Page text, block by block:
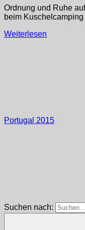
Ordnung und Ruhe
beim Kuschelcamping
Weiterlesen
Portugal 2015
Suchen nach: